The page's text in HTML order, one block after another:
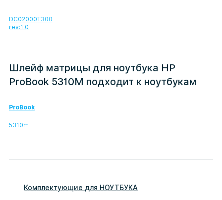
DC02000T300
rev:1.0
Шлейф матрицы для ноутбука HP
ProBook 5310M подходит к ноутбукам
ProBook
5310m
Комплектующие для НОУТБУКА